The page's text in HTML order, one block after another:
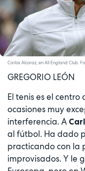
Carlos Alcaraz, en All England Club.
GREGORIO LEÓN
El tenis es el centro
ocasiones muy
interferencia. A
al fútbol. Ha dado
practicando con la
improvisados. Y le